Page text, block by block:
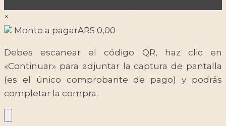
×
Monto a pagarARS 0,00
Debes escanear el código QR, haz clic en
«Continuar» para adjuntar la captura de pantalla
(es el único comprobante de pago) y podrás
completar la compra.